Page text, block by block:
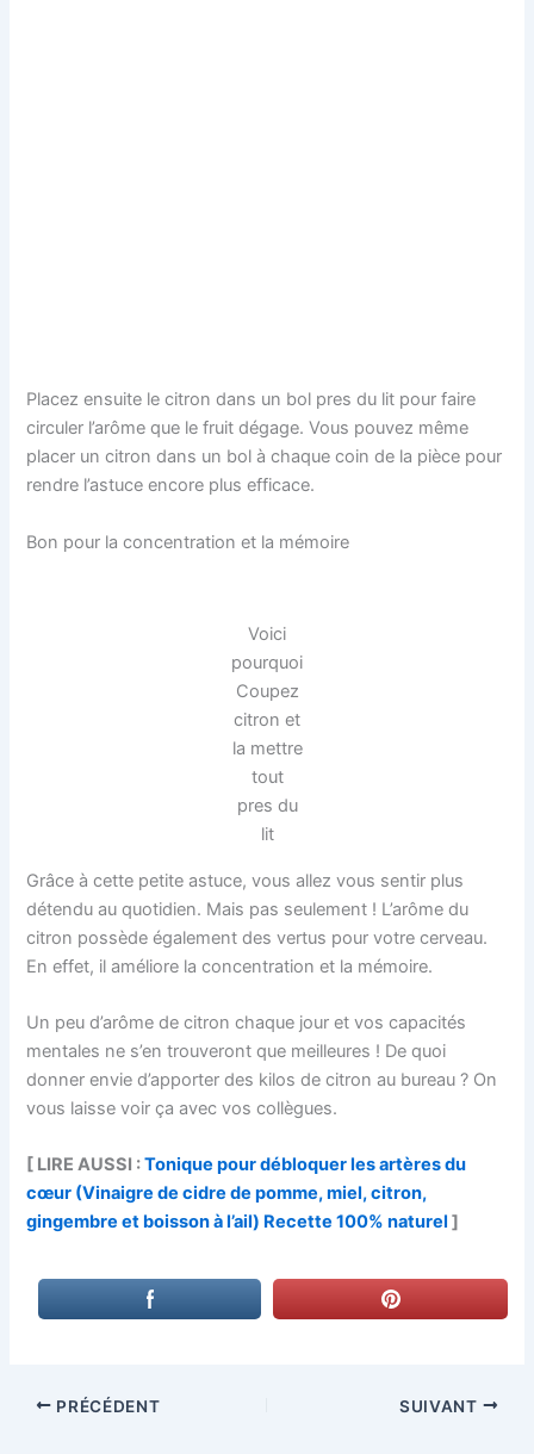
Placez ensuite le citron dans un bol pres du lit pour faire
circuler l’arôme que le fruit dégage. Vous pouvez même
placer un citron dans un bol à chaque coin de la pièce pour
rendre l’astuce encore plus efficace.
Bon pour la concentration et la mémoire
Voici
pourquoi
Coupez
citron et
la mettre
tout
pres du
lit
Grâce à cette petite astuce, vous allez vous sentir plus
détendu au quotidien. Mais pas seulement ! L’arôme du
citron possède également des vertus pour votre cerveau.
En effet, il améliore la concentration et la mémoire.
Un peu d’arôme de citron chaque jour et vos capacités
mentales ne s’en trouveront que meilleures ! De quoi
donner envie d’apporter des kilos de citron au bureau ? On
vous laisse voir ça avec vos collègues.
[ LIRE AUSSI :Tonique pour débloquer les artères du
cœur (Vinaigre de cidre de pomme, miel, citron,
gingembre et boisson à l’ail) Recette 100% naturel ]
PRÉCÉDENT SUIVANT